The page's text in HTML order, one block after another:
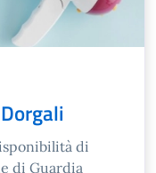
di
di Guardia